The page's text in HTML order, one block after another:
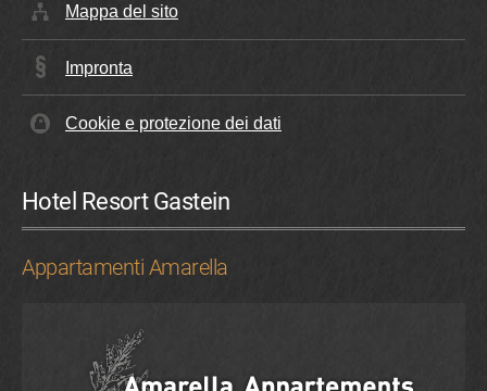
Mappa del sito
Impronta
Cookie e protezione dei dati
Hotel Resort Gastein
Appartamenti Amarella